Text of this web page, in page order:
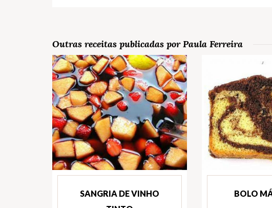
Outras receitas publicadas por Paula Ferreira
SANGRIA DE VINHO
BOLO